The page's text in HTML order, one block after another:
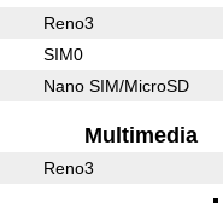
Reno3
SIM0
Nano SIM/MicroSD
Multimedia
Reno3